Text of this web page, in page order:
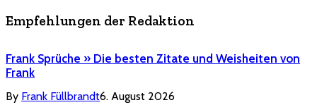
Empfehlungen der Redaktion
Frank Sprüche » Die besten Zitate und Weisheiten von
Frank
By Frank Füllbrandt6. August 2026